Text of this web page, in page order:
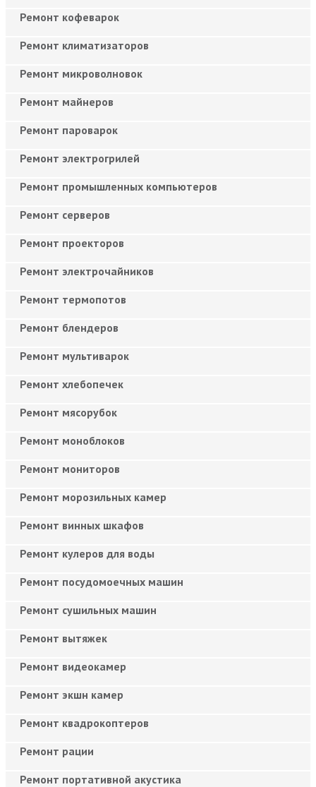
Ремонт кофеварок
Ремонт климатизаторов
Ремонт микроволновок
Ремонт майнеров
Ремонт пароварок
Ремонт электрогрилей
Ремонт промышленных компьютеров
Ремонт серверов
Ремонт проекторов
Ремонт электрочайников
Ремонт термопотов
Ремонт блендеров
Ремонт мультиварок
Ремонт хлебопечек
Ремонт мясорубок
Ремонт моноблоков
Ремонт мониторов
Ремонт морозильных камер
Ремонт винных шкафов
Ремонт кулеров для воды
Ремонт посудомоечных машин
Ремонт сушильных машин
Ремонт вытяжек
Ремонт видеокамер
Ремонт экшн камер
Ремонт квадрокоптеров
Ремонт рации
Ремонт портативной акустика